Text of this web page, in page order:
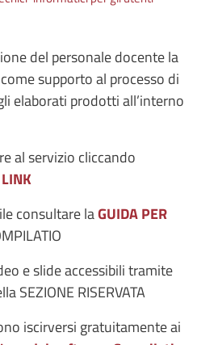
del personale docente la
supporto al processo di
elaborati prodotti all’interno
al servizio cliccando
LINK
consultare laGUIDA PER
e slide accessibili tramite
SEZIONE RISERVATA
iscirversi gratuitamente ai